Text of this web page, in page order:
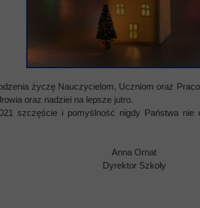
życzę Nauczycielom, Uczniom oraz
oraz nadziei na lepsze jutro.
szczęście i pomyślność nigdy Państwa nie
Anna Ornat
Dyrektor Szkoły